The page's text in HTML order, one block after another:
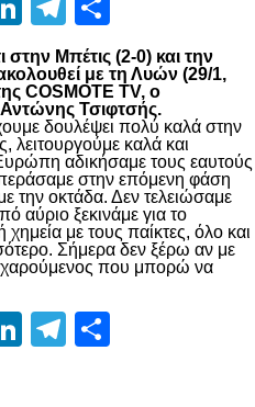
στην Μπέτις (2-0) και την
με τη Λυών (29/1,
COSMOTE TV, ο
Τσιφτσής.
δουλέψει πολύ καλά στην
λειτουργούμε καλά και
αδικήσαμε τους εαυτούς
στην επόμενη φάση
την οκτάδα. Δεν τελειώσαμε
αύριο ξεκινάμε για το
με τους παίκτες, όλο και
Σήμερα δεν ξέρω αν με
χαρούμενος που μπορώ να
LinkedIn
Telegram